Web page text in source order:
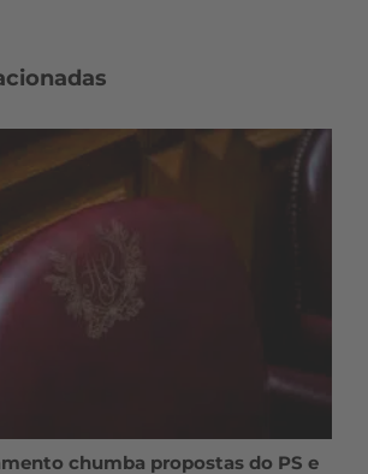
chumba propostas do PS e